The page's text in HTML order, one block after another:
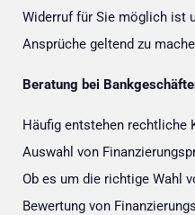
Widerruf für Sie möglich ist
Ansprüche geltend zu
Beratung bei
Häufig entstehen rechtliche
Auswahl von
Ob es um die richtige Wahl
Bewertung von